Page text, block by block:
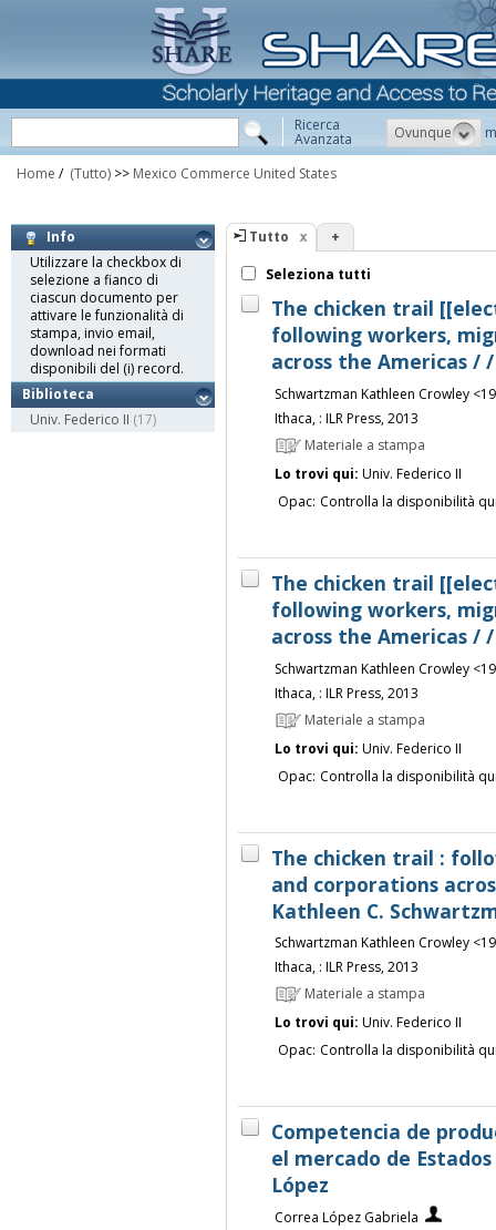
Ricerca
Avanzata Ovunque
Home / (Tutto) >> Mexico Commerce United States
Info
Utilizzare la checkbox di
selezione a fianco di
ciascun documento per
attivare le funzionalità di
stampa, invio email,
download nei formati
disponibili del (i) record.
Biblioteca
Univ. Federico II (17)
Tutto +
Seleziona tutti
The chicken trail
following workers,
across the Americas /
Schwartzman Kathleen Crowley
Ithaca, : ILR Press, 2013
Materiale a stampa
Lo trovi qui: Univ. Federico II
Opac: Controlla la disponibilità
The chicken trail
following workers,
across the Americas /
Schwartzman Kathleen Crowley
Ithaca, : ILR Press, 2013
Materiale a stampa
Lo trovi qui: Univ. Federico II
Opac: Controlla la disponibilità
The chicken trail :
and corporations
Kathleen C.
Schwartzman Kathleen Crowley
Ithaca, : ILR Press, 2013
Materiale a stampa
Lo trovi qui: Univ. Federico II
Opac: Controlla la disponibilità
Competencia de
el mercado de
López
Correa López Gabriela